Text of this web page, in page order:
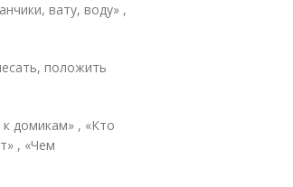
вату, воду» ,
положить
домикам» , «Кто
, «Чем